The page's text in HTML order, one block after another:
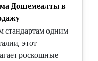
Дошемеалты в
одним
этот
роскошные